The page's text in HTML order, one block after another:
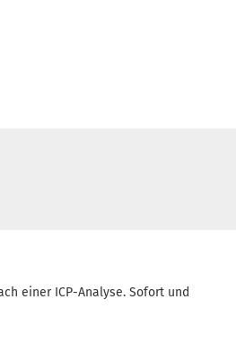
einer ICP-Analyse. Sofort und